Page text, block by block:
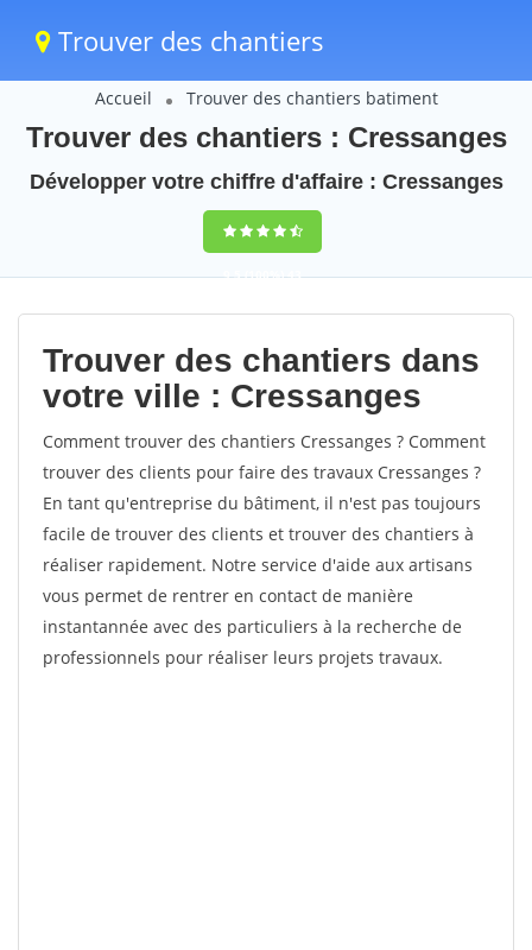
Trouver des chantiers
Accueil Trouver des chantiers batiment
Trouver des chantiers : Cressanges
Développer votre chiffre d'affaire : Cressanges
9,5(100%)43
votes
Trouver des chantiers dans
votre ville : Cressanges
Comment trouver des chantiers Cressanges ? Comment
trouver des clients pour faire des travaux Cressanges ?
En tant qu'entreprise du bâtiment, il n'est pas toujours
facile de trouver des clients et trouver des chantiers à
réaliser rapidement. Notre service d'aide aux artisans
vous permet de rentrer en contact de manière
instantannée avec des particuliers à la recherche de
professionnels pour réaliser leurs projets travaux.